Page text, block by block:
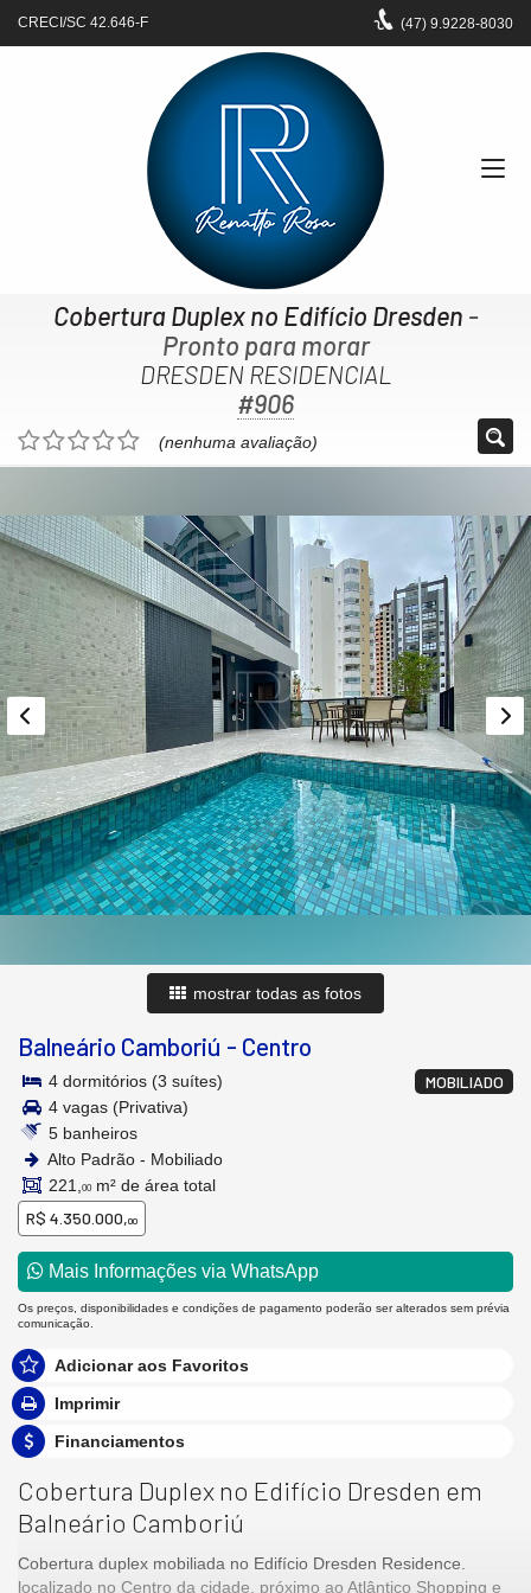
CRECI/SC 42.646-F (47) 9.9228-8030
Cobertura Duplex no Edifício Dresden -
Pronto para morar
DRESDEN RESIDENCIAL
#906
(nenhuma avaliação)
mostrar todas as fotos
Balneário Camboriú - Centro
MOBILIADO
4 dormitórios (3 suítes)
4 vagas (Privativa)
5 banheiros
Alto Padrão - Mobiliado
221,
00 m² de área total
R$ 4.350.000,00
Mais Informações via WhatsApp
Os preços, disponibilidades e condições de pagamento poderão ser alterados sem prévia
comunicação.
Adicionar aos Favoritos
Imprimir
Financiamentos
Cobertura Duplex no Edifício Dresden em
Balneário Camboriú
Cobertura duplex mobiliada no Edifício Dresden Residence.
localizado no Centro da cidade, próximo ao Atlântico Shopping e